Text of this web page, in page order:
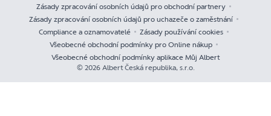
Zásady zpracování osobních údajů pro obchodní partnery
Zásady zpracování osobních údajů pro uchazeče o zaměstnání
Compliance a oznamovatelé
Zásady používání cookies
Všeobecné obchodní podmínky pro Online nákup
Všeobecné obchodní podmínky aplikace Můj Albert
© 2026 Albert Česká republika, s.r.o.